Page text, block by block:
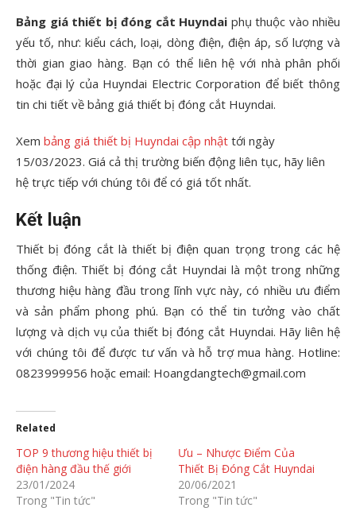
Bảng giá thiết bị đóng cắt Huyndai phụ thuộc vào nhiều
yếu tố, như: kiểu cách, loại, dòng điện, điện áp, số lượng và
thời gian giao hàng. Bạn có thể liên hệ với nhà phân phối
hoặc đại lý của Huyndai Electric Corporation để biết thông
tin chi tiết về bảng giá thiết bị đóng cắt Huyndai.
Xem bảng giá thiết bị Huyndai cập nhật tới ngày
15/03/2023. Giá cả thị trường biến động liên tục, hãy liên
hệ trực tiếp với chúng tôi để có giá tốt nhất.
Kết luận
Thiết bị đóng cắt là thiết bị điện quan trọng trong các hệ
thống điện. Thiết bị đóng cắt Huyndai là một trong những
thương hiệu hàng đầu trong lĩnh vực này, có nhiều ưu điểm
và sản phẩm phong phú. Bạn có thể tin tưởng vào chất
lượng và dịch vụ của thiết bị đóng cắt Huyndai. Hãy liên hệ
với chúng tôi để được tư vấn và hỗ trợ mua hàng. Hotline:
0823999956 hoặc email: Hoangdangtech@gmail.com
Related
TOP 9 thương hiệu thiết bị
điện hàng đầu thế giới
23/01/2024
Trong "Tin tức"
Ưu – Nhược Điểm Của
Thiết Bị Đóng Cắt Huyndai
20/06/2021
Trong "Tin tức"